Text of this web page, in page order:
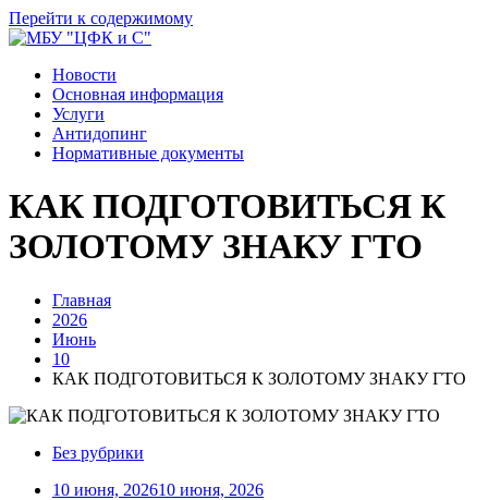
Перейти к содержимому
Новости
Основная информация
Услуги
Антидопинг
Нормативные документы
КАК ПОДГОТОВИТЬСЯ К
ЗОЛОТОМУ ЗНАКУ ГТО
Главная
2026
Июнь
10
КАК ПОДГОТОВИТЬСЯ К ЗОЛОТОМУ ЗНАКУ ГТО
Без рубрики
10 июня, 202610 июня, 2026